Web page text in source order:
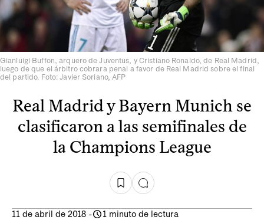
Gianluigi Buffon, arquero de Juventus, y Cristiano Ronaldo, de Real Madrid,
luego de que el árbitro cobrara penal a favor de Real Madrid sobre el final
del partido. Foto: Javier Soriano, AFP
Real Madrid y Bayern Munich se
clasificaron a las semifinales de
la Champions League
11 de abril de 2018 - 1 minuto de lectura